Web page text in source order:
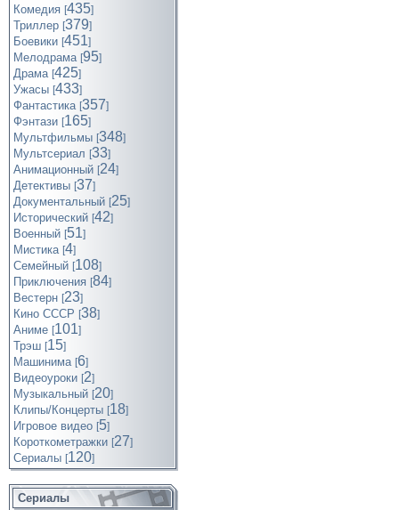
Комедия [435]
Триллер [379]
Боевики [451]
Мелодрама [95]
Драма [425]
Ужасы [433]
Фантастика [357]
Фэнтази [165]
Мультфильмы [348]
Мультсериал [33]
Анимационный [24]
Детективы [37]
Документальный [25]
Исторический [42]
Военный [51]
Мистика [4]
Семейный [108]
Приключения [84]
Вестерн [23]
Кино СССР [38]
Аниме [101]
Трэш [15]
Машинима [6]
Видеоуроки [2]
Музыкальный [20]
Клипы/Концерты [18]
Игровое видео [5]
Короткометражки [27]
Cериалы [120]
Сериалы